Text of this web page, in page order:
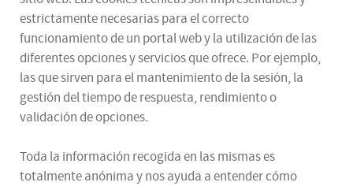
estrictamente necesarias para el correcto
funcionamiento de un portal web y la utilización de las
diferentes opciones y servicios que ofrece. Por ejemplo,
las que sirven para el mantenimiento de la sesión, la
gestión del tiempo de respuesta, rendimiento o
validación de opciones.
Toda la información recogida en las mismas es
totalmente anónima y nos ayuda a entender cómo